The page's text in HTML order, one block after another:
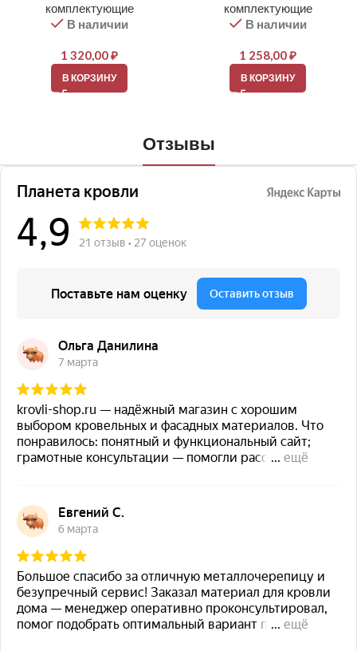
комплектующие
В наличии
1 320,00₽
В КОРЗИНУ
комплектующие
В наличии
1 258,00₽
В КОРЗИНУ
Отзывы